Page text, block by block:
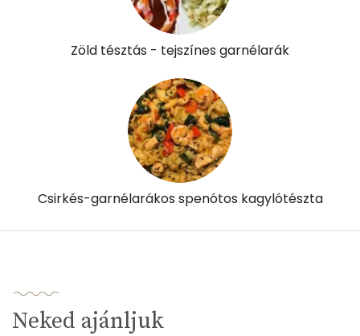
Zöld tésztás - tejszínes garnélarák
Csirkés-garnélarákos spenótos kagylótészta
Neked ajánljuk